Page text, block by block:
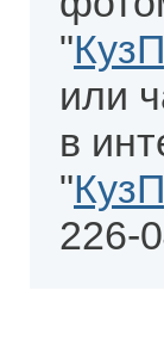
"
или
в
"
226-